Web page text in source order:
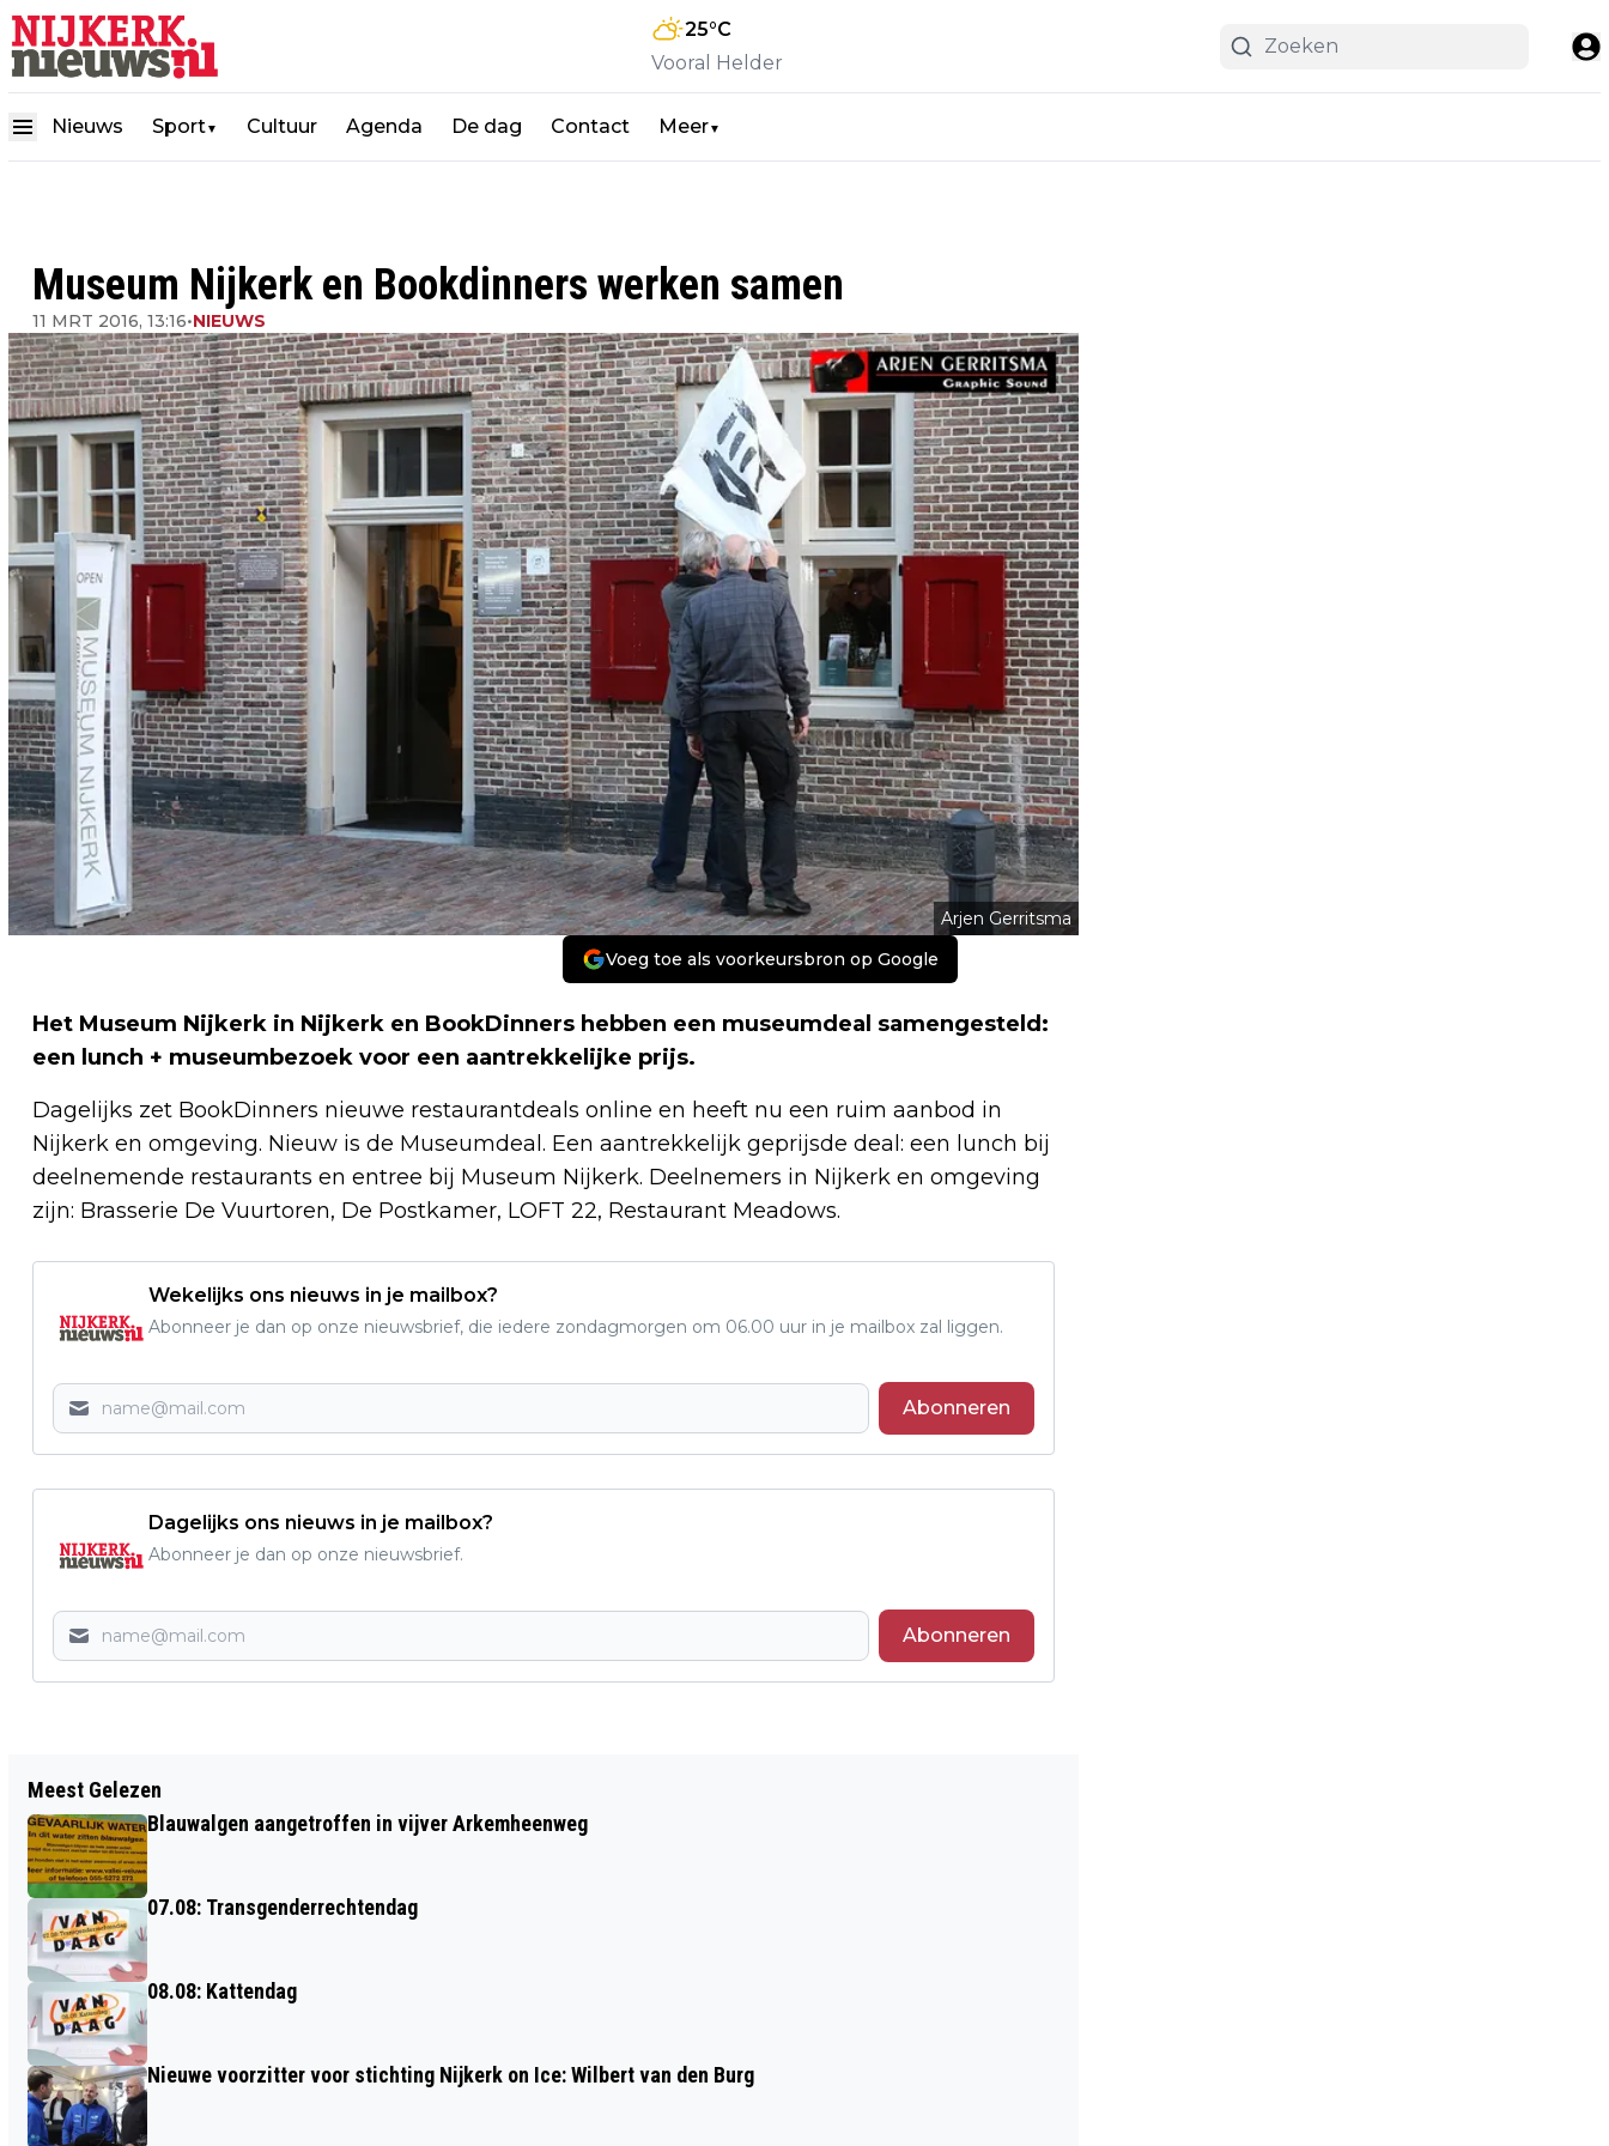
25°C
Vooral Helder
Nieuws Sport▼ Cultuur Agenda De dag Contact Meer▼
Museum Nijkerk en Bookdinners werken samen
11 MRT 2016, 13:16•NIEUWS
Arjen Gerritsma
Voeg toe als voorkeursbron op Google
Het Museum Nijkerk in Nijkerk en BookDinners hebben een museumdeal samengesteld:
een lunch + museumbezoek voor een aantrekkelijke prijs.
Dagelijks zet BookDinners nieuwe restaurantdeals online en heeft nu een ruim aanbod in
Nijkerk en omgeving. Nieuw is de Museumdeal. Een aantrekkelijk geprijsde deal: een lunch bij
deelnemende restaurants en entree bij Museum Nijkerk. Deelnemers in Nijkerk en omgeving
zijn: Brasserie De Vuurtoren, De Postkamer, LOFT 22, Restaurant Meadows.
Wekelijks ons nieuws in je mailbox?
Abonneer je dan op onze nieuwsbrief, die iedere zondagmorgen om 06.00 uur in je mailbox zal liggen.
Abonneren
Dagelijks ons nieuws in je mailbox?
Abonneer je dan op onze nieuwsbrief.
Abonneren
COLLEGE HELPT MEE MET RENOVATIE
SCHOOLPLEIN APPELGAARD
Meest Gelezen
Blauwalgen aangetroffen in vijver Arkemheenweg
07.08: Transgenderrechtendag
08.08: Kattendag
Nieuwe voorzitter voor stichting Nijkerk on Ice: Wilbert van den Burg